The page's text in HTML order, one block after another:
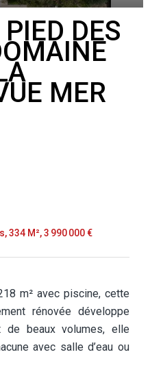
DES
MER
334 M², 3 990 000 €
m² avec piscine, cette
rénovée développe
de beaux volumes, elle
avec salle d’eau ou